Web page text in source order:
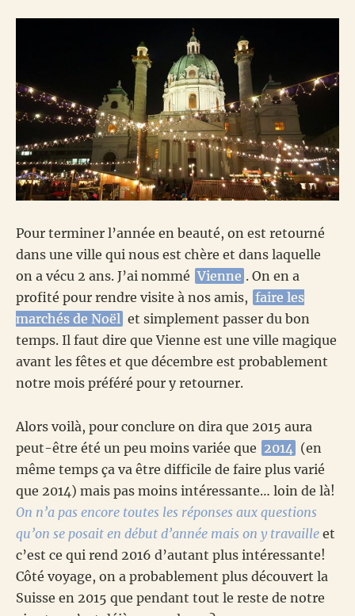
Pour terminer l’année en beauté, on est retourné
dans une ville qui nous est chère et dans laquelle
on a vécu 2 ans. J’ai nommé Vienne . On en a
profité pour rendre visite à nos amis, faire les
marchés de Noël et simplement passer du bon
temps. Il faut dire que Vienne est une ville magique
avant les fêtes et que décembre est probablement
notre mois préféré pour y retourner.
Alors voilà, pour conclure on dira que 2015 aura
peut-être été un peu moins variée que 2014 (en
même temps ça va être difficile de faire plus varié
que 2014) mais pas moins intéressante… loin de là!
On n’a pas encore toutes les réponses aux questions
qu’on se posait en début d’année mais on y travaille et
c’est ce qui rend 2016 d’autant plus intéressante!
Côté voyage, on a probablement plus découvert la
Suisse en 2015 que pendant tout le reste de notre